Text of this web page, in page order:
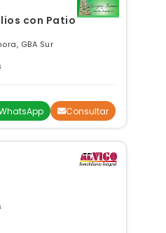
con Patio
GBA Sur
Consultar